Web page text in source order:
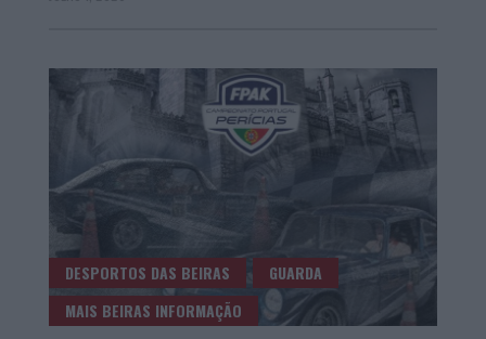
DESPORTOS DAS BEIRAS
GUARDA
MAIS BEIRAS INFORMAÇÃO